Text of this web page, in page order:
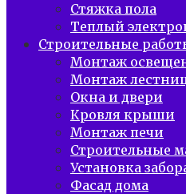
Стяжка пола
Теплый
Строительные
Монтаж
Монтаж
Окна и двери
Кровля крыши
Монтаж печи
Строительные
Установка
Фасад дома